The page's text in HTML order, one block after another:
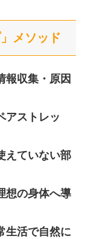
メソッド
報収集・原因
アストレッ
えていない部
想の身体へ導
生活で自然に